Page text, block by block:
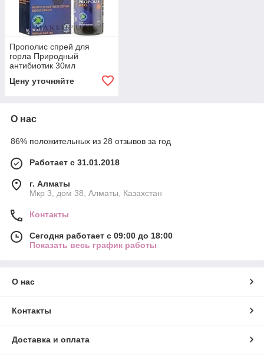
Прополис спрей для
горла Природный
антибиотик 30мл
Цену уточняйте
О нас
86% положительных из 28 отзывов за год
Работает с 31.01.2018
г. Алматы
Мкр 3, дом 38, Алматы, Казахстан
Контакты
Сегодня работает с 09:00 до 18:00
Показать весь график работы
О нас
Контакты
Доставка и оплата